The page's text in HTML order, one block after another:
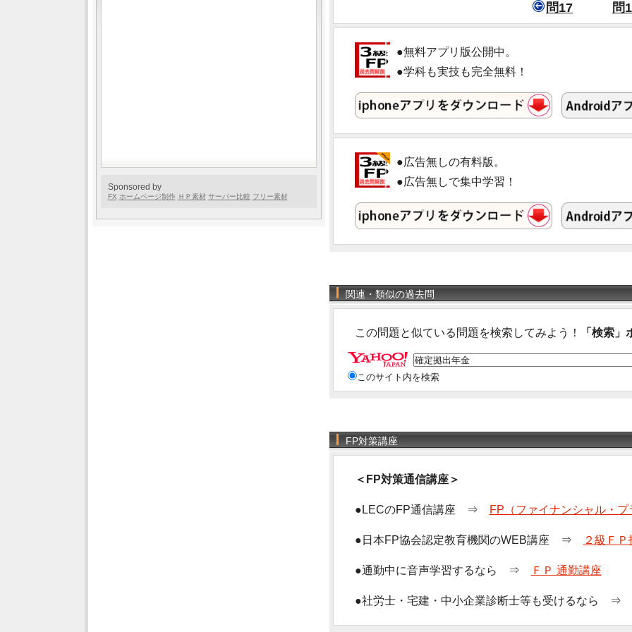
問17 問
●無料アプリ版公開中。
●学科も実技も完全無料！
●広告無しの有料版。
●広告無しで集中学習！
関連・類似の過去問
この問題と似ている問題を検索してみよう！ 「検索
このサイト内を検索
FP対策講座
＜FP対策通信講座＞
●LECのFP通信講座 ⇒ FP（ファイナンシャル・
●日本FP協会認定教育機関のWEB講座 ⇒ ２級ＦＰ
●通勤中に音声学習するなら ⇒ ＦＰ 通勤講座
●社労士・宅建・中小企業診断士等も受けるなら ⇒
Sponsored by
FX ホームページ制作 ＨＰ素材 サーバー比較 フリー素材